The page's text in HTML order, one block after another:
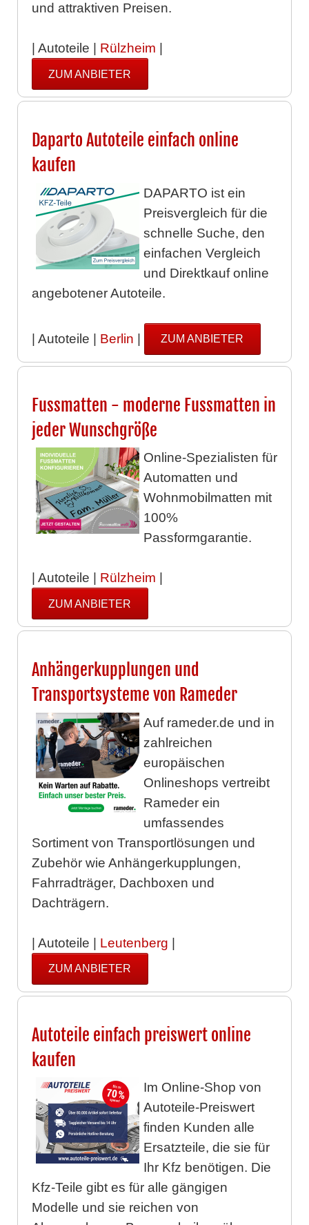
und attraktiven Preisen.
| Autoteile | Rülzheim
ZUM ANBIETER
Daparto Autoteile einfach online
kaufen
DAPARTO ist ein
Preisvergleich für die
schnelle Suche, den
einfachen Vergleich
und Direktkauf online
angebotener Autoteile.
| Autoteile | Berlin | ZUM ANBIETER
Fussmatten - moderne Fussmatten in
jeder Wunschgröße
Online-Spezialisten für
Automatten und
Wohnmobilmatten mit
100%
Passformgarantie.
| Autoteile | Rülzheim
ZUM ANBIETER
Anhängerkupplungen und
Transportsysteme von Rameder
Auf rameder.de und in
zahlreichen
europäischen
Onlineshops vertreibt
Rameder ein
umfassendes
Sortiment von Transportlösungen und
Zubehör wie Anhängerkupplungen,
Fahrradträger, Dachboxen und
Dachträgern.
| Autoteile | Leutenberg |
ZUM ANBIETER
Autoteile einfach preiswert online
kaufen
Im Online-Shop von
Autoteile-Preiswert
finden Kunden alle
Ersatzteile, die sie für
Ihr Kfz benötigen. Die
Kfz-Teile gibt es für alle gängigen
Modelle und sie reichen von